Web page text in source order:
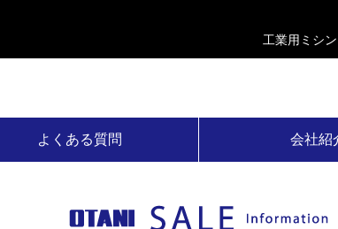
工業用ミシ
よくある質問 会社紹